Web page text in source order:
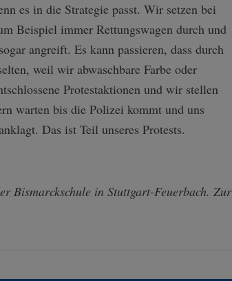
es in die Strategie passt. Wir setzen bei
Beispiel immer Rettungswagen durch und
angreift. Es kann passieren, dass durch
weil wir abwaschbare Farbe oder
Protestaktionen und wir stellen
warten bis die Polizei kommt und uns
Das ist Teil unseres Protests.
Bismarckschule in Stuttgart-Feuerbach. Zur